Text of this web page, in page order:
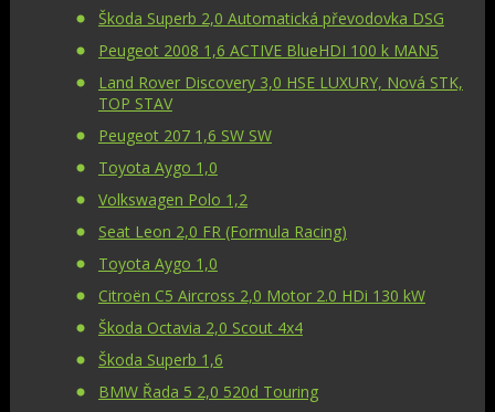
Škoda Superb 2,0 Automatická převodovka DSG
Peugeot 2008 1,6 ACTIVE BlueHDI 100 k MAN5
Land Rover Discovery 3,0 HSE LUXURY, Nová STK,
TOP STAV
Peugeot 207 1,6 SW SW
Toyota Aygo 1,0
Volkswagen Polo 1,2
Seat Leon 2,0 FR (Formula Racing)
Toyota Aygo 1,0
Citroën C5 Aircross 2,0 Motor 2.0 HDi 130 kW
Škoda Octavia 2,0 Scout 4x4
Škoda Superb 1,6
BMW Řada 5 2,0 520d Touring